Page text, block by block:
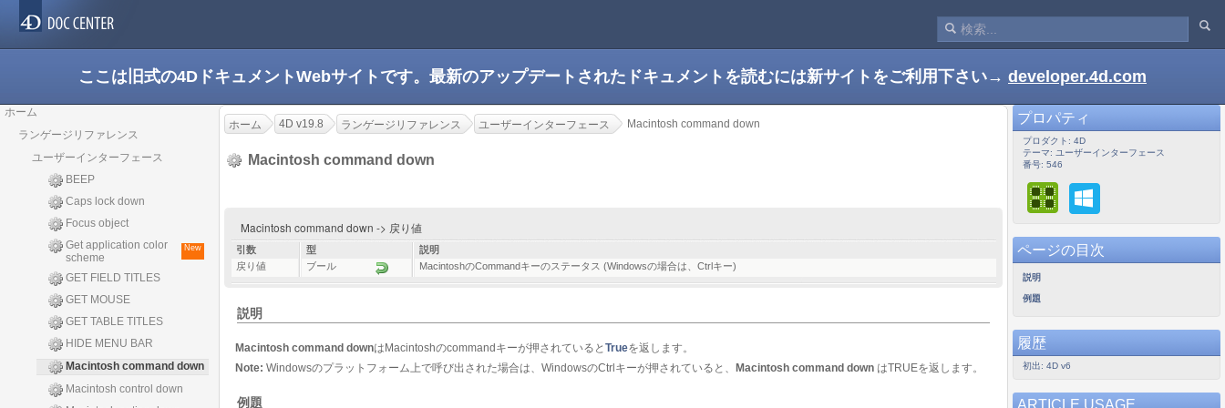
ここは旧式の4DドキュメントWebサイトです。最新のアップデートされたドキュメントを読むには新サイトをご利用下さい→ developer.4d.com
ホーム
ランゲージリファレンス
ユーザーインターフェース
BEEP
Caps lock down
Focus object
Get application color
scheme
New
GET FIELD TITLES
GET MOUSE
GET TABLE TITLES
HIDE MENU BAR
Macintosh command down
Macintosh control down
ホーム 4D v19.8 ランゲージリファレンス ユーザーインターフェース Macintosh command down
Macintosh command down
Macintosh command down -> 戻り値
引数 型
説明
戻り値
ブール MacintoshのCommandキーのステータス (Windowsの場合は、Ctrlキー)
説明
Macintosh command downはMacintoshのcommandキーが押されていると Trueを返します。
Note: Windowsのプラットフォーム上で呼び出された場合は、WindowsのCtrlキーが押されていると、 Macintosh command down はTRUEを返します。
例題
プロパティ
プロダクト: 4D
テーマ: ユーザーインターフェース
番号: 546
ページの目次
説明
例題
履歴
初出: 4D v6
ARTICLE USAGE